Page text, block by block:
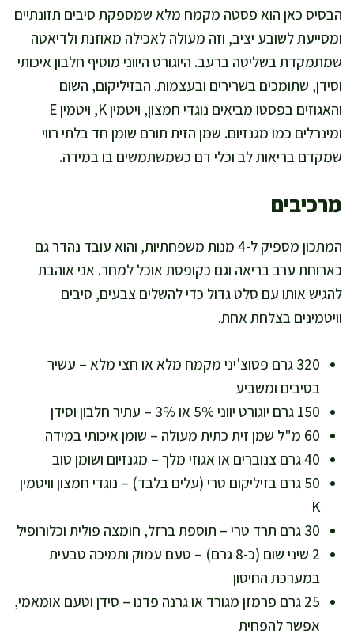
הבסיס כאן הוא פסטה מקמח מלא שמספקת סיבים תזונתיים
ומסייעת לשובע יציב, וזה מעולה לאכילה מאוזנת ולדיאטה
שמתמקדת בשליטה ברעב. היוגורט היווני מוסיף חלבון איכותי
וסידן, שתומכים בשרירים ובעצמות. הבזיליקום, השום
והאגוזים בפסטו מביאים נוגדי חמצון, ויטמין K, ויטמין E
ומינרלים כמו מגנזיום. שמן הזית תורם שומן חד בלתי רווי
שמקדם בריאות לב וכלי דם כשמשתמשים בו במידה.
מרכיבים
המתכון מספיק ל-4 מנות משפחתיות, והוא עובד נהדר גם
כארוחת ערב בריאה וגם כקופסת אוכל למחר. אני אוהבת
להגיש אותו עם סלט גדול כדי להשלים צבעים, סיבים
וויטמינים בצלחת אחת.
320 גרם פטוצ'יני מקמח מלא או חצי מלא – עשיר
בסיבים ומשביע
150 גרם יוגורט יווני 5% או 3% – עתיר חלבון וסידן
60 מ"ל שמן זית כתית מעולה – שומן איכותי במידה
40 גרם צנוברים או אגוזי מלך – מגנזיום ושומן טוב
50 גרם בזיליקום טרי (עלים בלבד) – נוגדי חמצון וויטמין
K
30 גרם תרד טרי – תוספת ברזל, חומצה פולית וכלורופיל
2 שיני שום (כ-8 גרם) – טעם עמוק ותמיכה טבעית
במערכת החיסון
25 גרם פרמזן מגורד או גרנה פדנו – סידן וטעם אומאמי,
אפשר להפחית